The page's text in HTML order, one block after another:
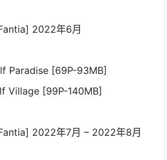
2022年6月
Paradise [69P-93MB]
Village [99P-140MB]
2022年7月 – 2022年8月